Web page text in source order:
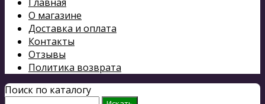
О магазине
Доставка и оплата
Контакты
Отзывы
Политика возврата
Поиск по каталогу